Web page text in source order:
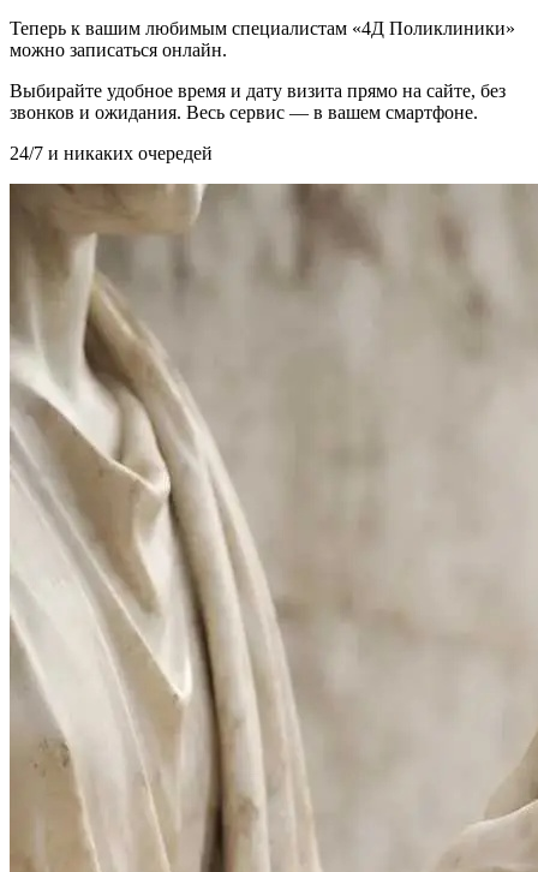
Теперь к вашим любимым специалистам «4Д Поликлиники»
можно записаться онлайн.
Выбирайте удобное время и дату визита прямо на сайте, без
звонков и ожидания. Весь сервис — в вашем смартфоне.
24/7 и никаких очередей